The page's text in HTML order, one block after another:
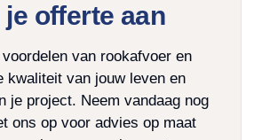
je offerte aan
van rookafvoer en
kwaliteit van jouw leven en
je project. Neem vandaag nog
ons op voor advies op maat